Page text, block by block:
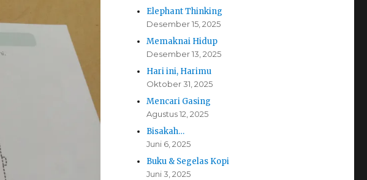
Elephant Thinking
Desember 15, 2025
Memaknai Hidup
Desember 13, 2025
Hari ini, Harimu
Oktober 31, 2025
Mencari Gasing
Agustus 12, 2025
Bisakah…
Juni 6, 2025
Buku & Segelas Kopi
Juni 3, 2025